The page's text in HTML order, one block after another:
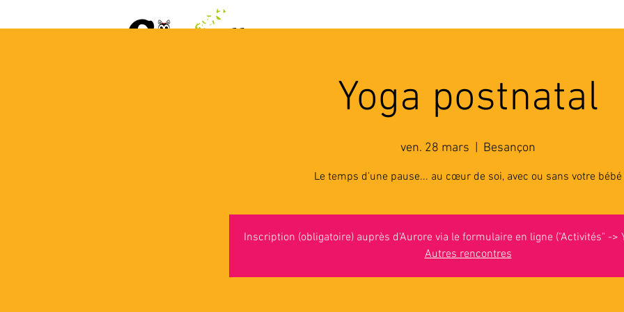
Yoga postnatal
ven. 28 mars Besançon
Le temps d'une pause... au cœur de soi, avec ou sans votre bébé
Inscription (obligatoire) auprès d'Aurore via le formulaire en ligne ("Activités" ->
Autres rencontres